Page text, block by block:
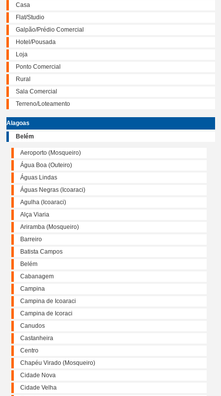
Casa
Flat/Studio
Galpão/Prédio Comercial
Hotel/Pousada
Loja
Ponto Comercial
Rural
Sala Comercial
Terreno/Loteamento
Alagoas
Belém
Aeroporto (Mosqueiro)
Água Boa (Outeiro)
Águas Lindas
Águas Negras (Icoaraci)
Agulha (Icoaraci)
Alça Viaria
Ariramba (Mosqueiro)
Barreiro
Batista Campos
Belém
Cabanagem
Campina
Campina de Icoaraci
Campina de Icoraci
Canudos
Castanheira
Centro
Chapéu Virado (Mosqueiro)
Cidade Nova
Cidade Velha